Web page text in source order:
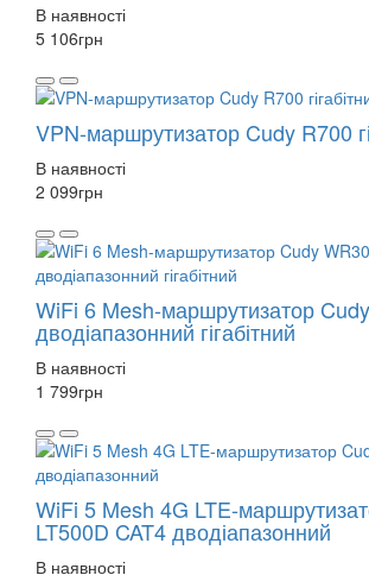
В наявності
5 106грн
VPN-маршрутизатор Cudy R700
В наявності
2 099грн
WiFi 6 Mesh-маршрутизатор
дводіапазонний гігабітний
В наявності
1 799грн
WiFi 5 Mesh 4G LTE-
LT500D CAT4 дводіапазонний
В наявності